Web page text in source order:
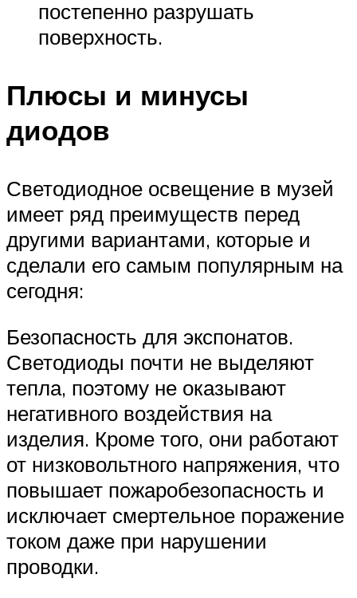
постепенно разрушать
поверхность.
Плюсы и минусы
диодов
Светодиодное освещение в музей
имеет ряд преимуществ перед
другими вариантами, которые и
сделали его самым популярным на
сегодня:
Безопасность для экспонатов.
Светодиоды почти не выделяют
тепла, поэтому не оказывают
негативного воздействия на
изделия. Кроме того, они работают
от низковольтного напряжения, что
повышает пожаробезопасность и
исключает смертельное поражение
током даже при нарушении
проводки.